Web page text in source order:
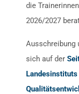
die
2026/2027
Ausschreibung
sich auf der